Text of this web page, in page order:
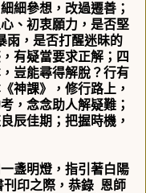
細參想，改過遷善；
、初衷願力，是否堅
雨，是否打醒迷昧的
有疑當要求正解；四
豈能尋得解脫？行有
神課》，修行路上，
，念念助人解疑難；
辰佳期；把握時機，
盞明燈，指引著白陽
刊印之際，恭錄 恩師